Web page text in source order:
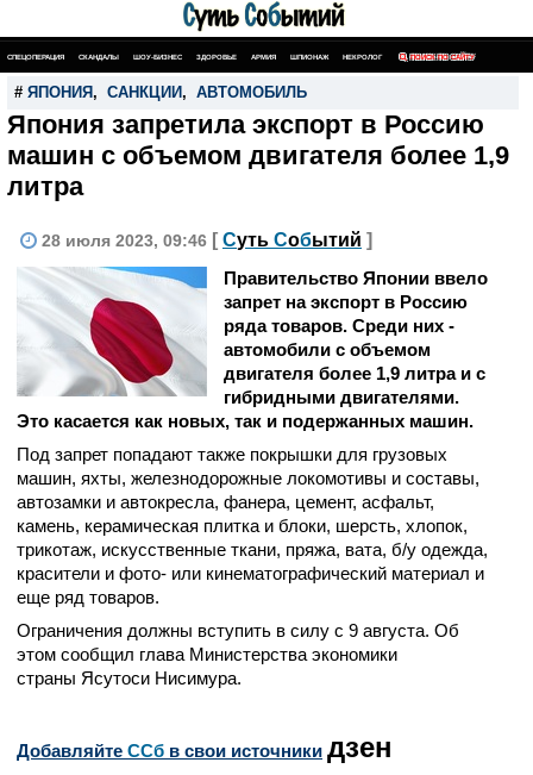
СПЕЦОПЕРАЦИЯ СКАНДАЛЫ ШОУ-БИЗНЕС ЗДОРОВЬЕ АРМИЯ ШПИОНАЖ НЕКРОЛОГ ПОИСК ПО САЙТУ
# ЯПОНИЯ , САНКЦИИ , АВТОМОБИЛЬ
Япония запретила экспорт в Россию
машин с объемом двигателя более 1,9
литра
28 июля 2023, 09:46 [ Суть Событий ]
Правительство Японии ввело
запрет на экспорт в Россию
ряда товаров. Среди них -
автомобили с объемом
двигателя более 1,9 литра и с
гибридными двигателями.
Это касается как новых, так и подержанных машин.
Под запрет попадают также покрышки для грузовых
машин, яхты, железнодорожные локомотивы и составы,
автозамки и автокресла, фанера, цемент, асфальт,
камень, керамическая плитка и блоки, шерсть, хлопок,
трикотаж, искусственные ткани, пряжа, вата, б/у одежда,
красители и фото- или кинематографический материал и
еще ряд товаров.
Ограничения должны вступить в силу с 9 августа. Об
этом сообщил глава Министерства экономики
страны Ясутоси Нисимура.
Добавляйте CСб в свои источники дзен